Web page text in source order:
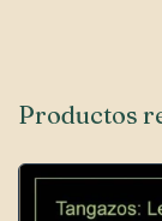
Productos